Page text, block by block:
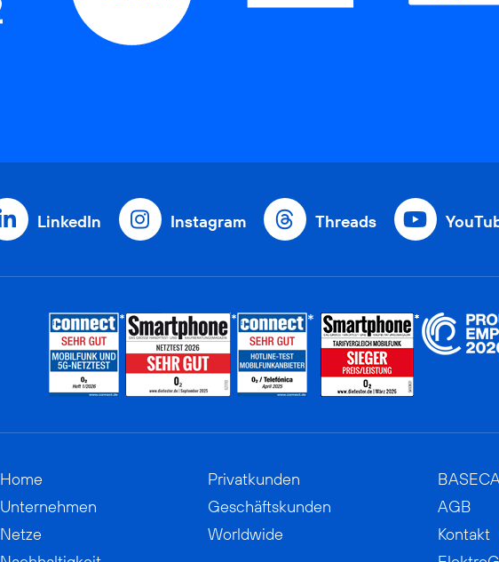
LinkedIn Instagram Threads
Home
Unternehmen
Netze
Privatkunden
Geschäftskunden
Worldwide
AGB
Kontakt